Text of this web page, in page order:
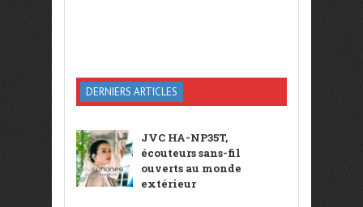
DERNIERS ARTICLES
JVC HA-NP35T,
écouteurs sans-fil
ouverts au monde
extérieur